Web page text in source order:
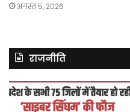
अगस्त 5, 2026
राजनीति
असम
में